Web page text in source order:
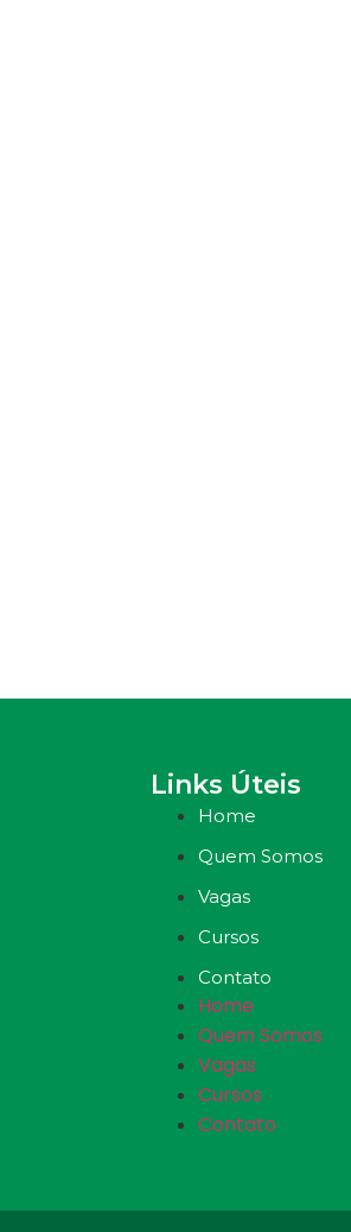
Links Úteis
Home
Quem Somos
Vagas
Cursos
Contato
Home
Quem Somos
Vagas
Cursos
Contato